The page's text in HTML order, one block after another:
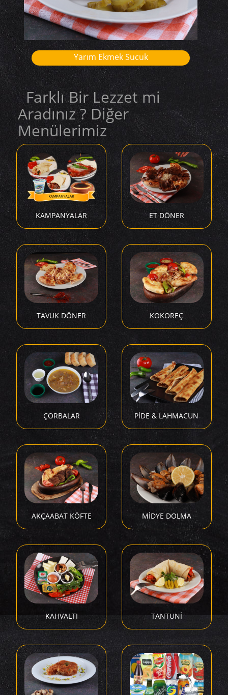
Yarım Ekmek Sucuk
Farklı Bir Lezzet mi
Aradınız ? Diğer
Menülerimiz
KAMPANYALAR ET DÖNER
TAVUK DÖNER KOKOREÇ
ÇORBALAR PİDE & LAHMACUN
AKÇAABAT KÖFTE MİDYE DOLMA
KAHVALTI TANTUNİ